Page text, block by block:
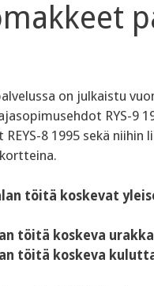
on julkaistu
RYS-9
8 1995 sekä
töitä koskevat
töitä koskeva
töitä koskeva